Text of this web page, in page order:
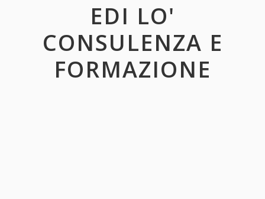
EDI LO'
CONSULENZA E
FORMAZIONE